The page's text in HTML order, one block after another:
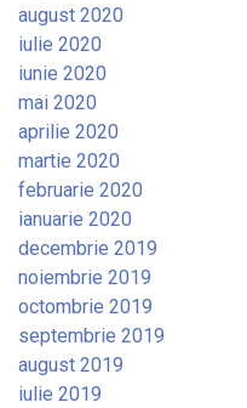
august 2020
iulie 2020
iunie 2020
mai 2020
aprilie 2020
martie 2020
februarie 2020
ianuarie 2020
decembrie 2019
noiembrie 2019
octombrie 2019
septembrie 2019
august 2019
iulie 2019